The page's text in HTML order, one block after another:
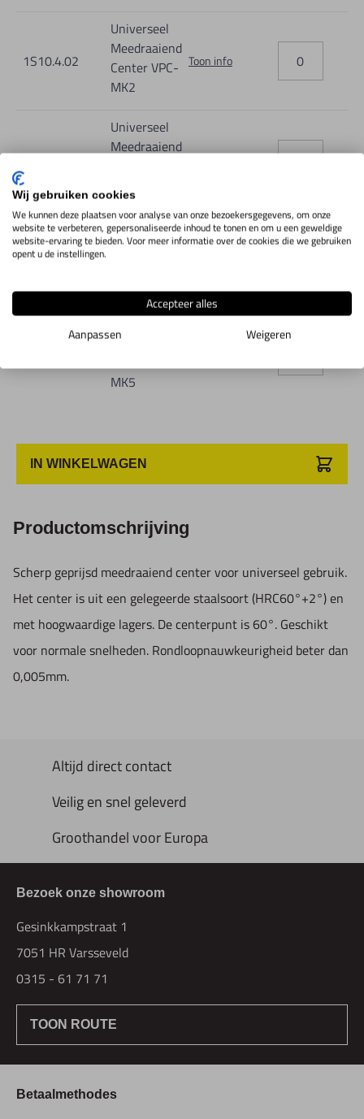
1S10.4.02
Universeel
Meedraaiend
Center VPC-
MK2
Toon info
1S10.4.03
Universeel
Meedraaiend
MK3
Toon info
1S10.4.04
Universeel
Meedraaiend
Meedraaiend
MK5
IN WINKELWAGEN
Productomschrijving
Scherp geprijsd meedraaiend center voor universeel gebruik.
Het center is uit een gelegeerde staalsoort (HRC60°+2°) en
met hoogwaardige lagers. De centerpunt is 60°. Geschikt
voor normale snelheden. Rondloopnauwkeurigheid beter dan
0,005mm.
Altijd direct contact
Veilig en snel geleverd
Groothandel voor Europa
Bezoek onze showroom
Gesinkkampstraat 1
7051 HR Varsseveld
0315 - 61 71 71
TOON ROUTE
Betaalmethodes
Wij gebruiken cookies
We kunnen deze plaatsen voor analyse van onze bezoekersgegevens, om onze
website te verbeteren, gepersonaliseerde inhoud te tonen en om u een geweldige
website-ervaring te bieden. Voor meer informatie over de cookies die we gebruiken
opent u de instellingen.
Accepteer alles
Aanpassen
Weigeren